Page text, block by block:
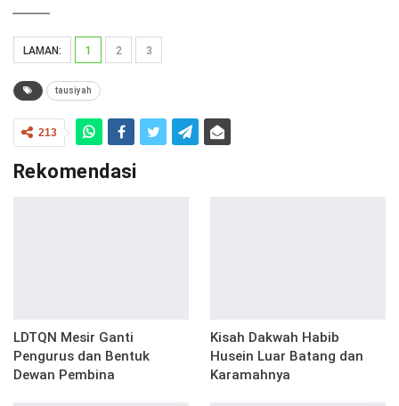
LAMAN: 1 2 3
tausiyah
213
Rekomendasi
LDTQN Mesir Ganti
Pengurus dan Bentuk
Dewan Pembina
Kisah Dakwah Habib
Husein Luar Batang dan
Karamahnya